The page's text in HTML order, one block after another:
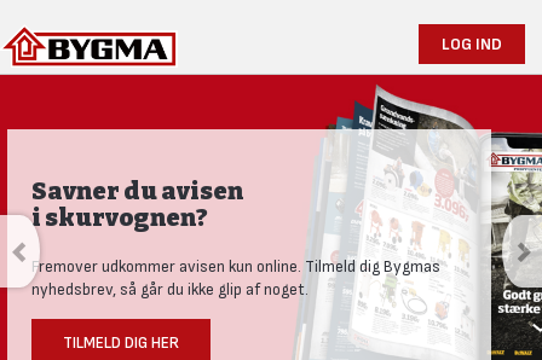
LOG IND
Savner du avisen
i skurvognen?
Fremover udkommer avisen kun online. Tilmeld dig Bygmas
nyhedsbrev, så går du ikke glip af noget.
TILMELD DIG HER